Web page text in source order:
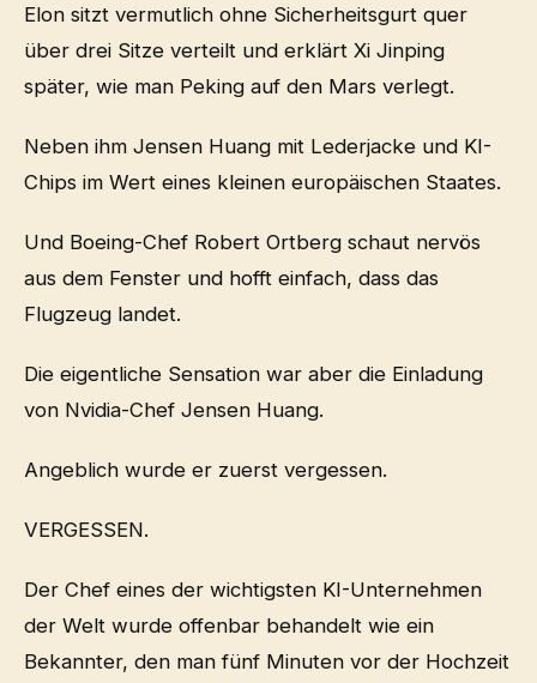
Elon sitzt vermutlich ohne Sicherheitsgurt quer
über drei Sitze verteilt und erklärt Xi Jinping
später, wie man Peking auf den Mars verlegt.
Neben ihm Jensen Huang mit Lederjacke und KI-
Chips im Wert eines kleinen europäischen Staates.
Und Boeing-Chef Robert Ortberg schaut nervös
aus dem Fenster und hofft einfach, dass das
Flugzeug landet.
Die eigentliche Sensation war aber die Einladung
von Nvidia-Chef Jensen Huang.
Angeblich wurde er zuerst vergessen.
VERGESSEN.
Der Chef eines der wichtigsten KI-Unternehmen
der Welt wurde offenbar behandelt wie ein
Bekannter, den man fünf Minuten vor der Hochzeit